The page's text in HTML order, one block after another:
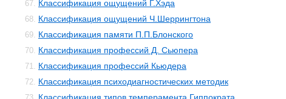
67. Классификация ощущений Г.Хэда
68. Классификация ощущений Ч.Шеррингтона
69. Классификация памяти П.П.Блонского
70. Классификация профессий Д. Сьюпера
71. Классификация профессий Кьюдера
72. Классификация психодиагностических методик